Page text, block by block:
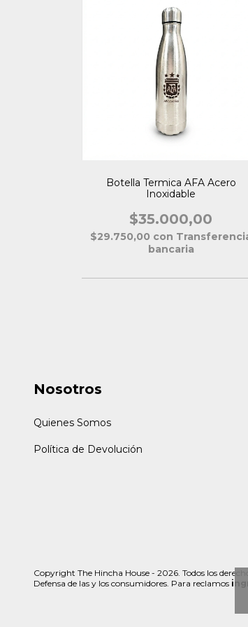
Botella Termica AFA Acero
Inoxidable
$35.000,00
$29.750,00 con
bancaria
Nosotros
Quienes Somos
Política de Devolución
Copyright The Hincha House - 2026. Todos los
Defensa de las y los consumidores. Para reclamos